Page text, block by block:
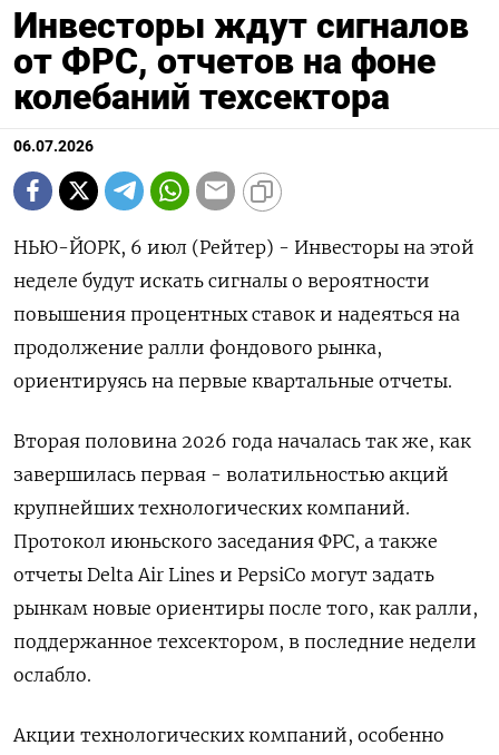
Инвесторы ждут сигналов
от ФРС, отчетов на фоне
колебаний техсектора
06.07.2026
НЬЮ-ЙОРК, 6 июл (Рейтер) - Инвесторы на этой
неделе будут искать сигналы о вероятности
повышения процентных ставок и надеяться на
продолжение ралли фондового рынка,
ориентируясь на первые квартальные ‌отчеты.
Вторая половина 2026 года началась так же, как
завершилась первая - волатильностью акций
крупнейших технологических компаний.
Протокол июньского заседания ФРС, а также
отчеты Delta Air ​Lines и PepsiCo могут ​задать
рынкам новые ориентиры ​после того, ⁠как ралли,
поддержанное техсектором, в последние недели
ослабло.
Акции ‌технологических компаний, особенно